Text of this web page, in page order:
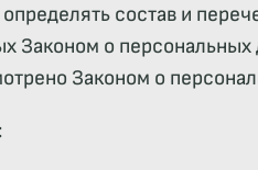
состав и
Законом о
Законом о